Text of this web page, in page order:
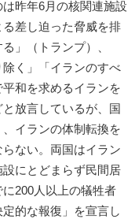
昨年6月の核関連施設
差し迫った脅威を排
」（トランプ）、
除く」「イランのすべ
和を求めるイランを
放言しているが、国
イランの体制転換を
ない。両国はイラン
にとどまらず民間居
200人以上の犠牲者
的な報復」を宣言し